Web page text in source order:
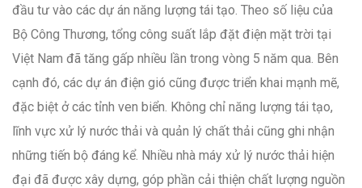
đầu tư vào các dự án năng lượng tái tạo. Theo số liệu của
Bộ Công Thương, tổng công suất lắp đặt điện mặt trời tại
Việt Nam đã tăng gấp nhiều lần trong vòng 5 năm qua. Bên
cạnh đó, các dự án điện gió cũng được triển khai mạnh mẽ,
đặc biệt ở các tỉnh ven biển. Không chỉ năng lượng tái tạo,
lĩnh vực xử lý nước thải và quản lý chất thải cũng ghi nhận
những tiến bộ đáng kể. Nhiều nhà máy xử lý nước thải hiện
đại đã được xây dựng, góp phần cải thiện chất lượng nguồn